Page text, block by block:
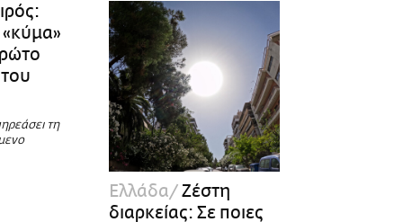
Οι Αθηναίοι
Απώλειες
Lgbtqi+
Επιλογές
«κύμα»
τη
Ελλάδα Ζέστη
διαρκείας: Σε ποιες